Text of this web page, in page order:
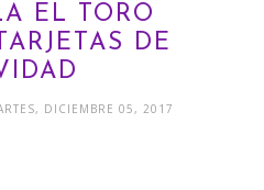
EL TORO
DE
DICIEMBRE 05, 2017